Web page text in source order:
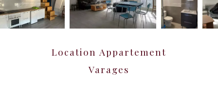
Location Appartement
Varages